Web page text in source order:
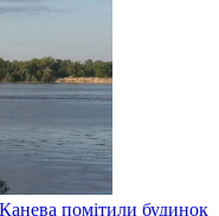
помітили будинок